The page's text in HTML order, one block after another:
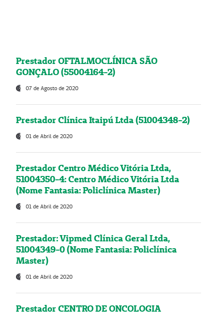
Prestador OFTALMOCLÍNICA SÃO
GONÇALO (55004164-2)
07 de Agosto de 2020
Prestador Clínica Itaipú Ltda (51004348-2)
01 de Abril de 2020
Prestador Centro Médico Vitória Ltda,
51004350-4: Centro Médico Vitória Ltda
(Nome Fantasia: Policlínica Master)
01 de Abril de 2020
Prestador: Vipmed Clínica Geral Ltda,
51004349-0 (Nome Fantasia: Policlínica
Master)
01 de Abril de 2020
Prestador CENTRO DE ONCOLOGIA